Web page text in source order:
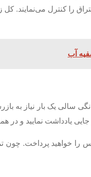
آب
سالی یک بار نیاز به
یادداشت نمایید و در
را خواهید پرداخت.